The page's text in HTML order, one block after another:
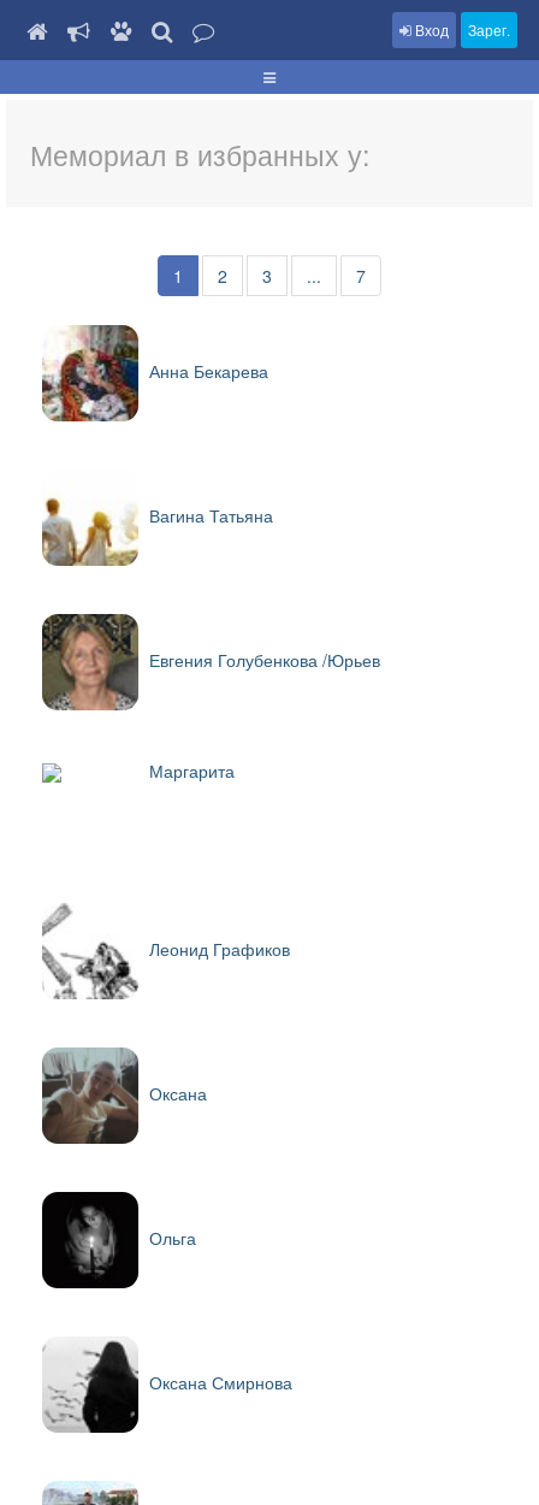
Вход Зарег.
Мемориал в избранных у:
1 2 3 ... 7
Анна Бекарева
Вагина Татьяна
Евгения Голубенкова /Юрьев
Маргарита
Леонид Графиков
Оксана
Ольга
Оксана Смирнова